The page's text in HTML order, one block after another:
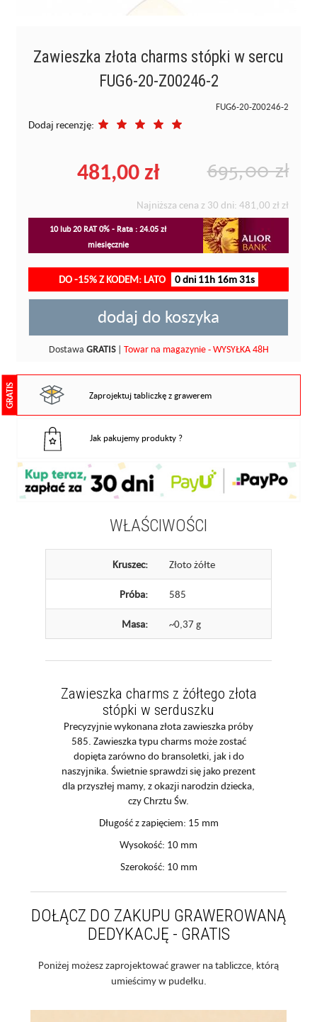
Zawieszka złota charms stópki w sercu
FUG6-20-Z00246-2
FUG6-20-Z00246-2
Dodaj recenzję:
695,00 zł
481,00 zł
Najniższa cena z 30 dni: 481,00 zł zł
10 lub 20 RAT 0% - Rata : 24.05 zł
miesięcznie
DO -15% Z KODEM: LATO 0 dni 11h 16m 30s
dodaj do koszyka
Dostawa GRATIS| Towar na magazynie - WYSYŁKA 48H
GRATIS Zaprojektuj tabliczkę z grawerem
Jak pakujemy produkty ?
WŁAŚCIWOŚCI
Kruszec: Złoto żółte
Próba: 585
Masa: ~0,37 g
Zawieszka charms z żółtego złota
stópki w serduszku
Precyzyjnie wykonana złota zawieszka próby
585. Zawieszka typu charms może zostać
dopięta zarówno do bransoletki, jak i do
naszyjnika. Świetnie sprawdzi się jako prezent
dla przyszłej mamy, z okazji narodzin dziecka,
czy Chrztu Św.
Długość z zapięciem: 15 mm
Wysokość: 10 mm
Szerokość: 10 mm
DOŁĄCZ DO ZAKUPU GRAWEROWANĄ
DEDYKACJĘ - GRATIS
Poniżej możesz zaprojektować grawer na tabliczce, którą
umieścimy w pudełku.